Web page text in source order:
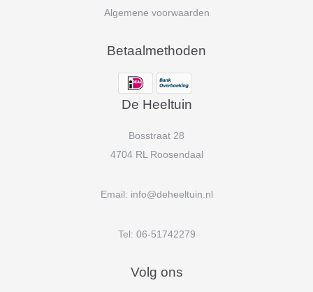
Algemene voorwaarden
Betaalmethoden
De Heeltuin
Bosstraat 28
4704 RL Roosendaal
Email: info@deheeltuin.nl
Tel: 06-51742279
Volg ons